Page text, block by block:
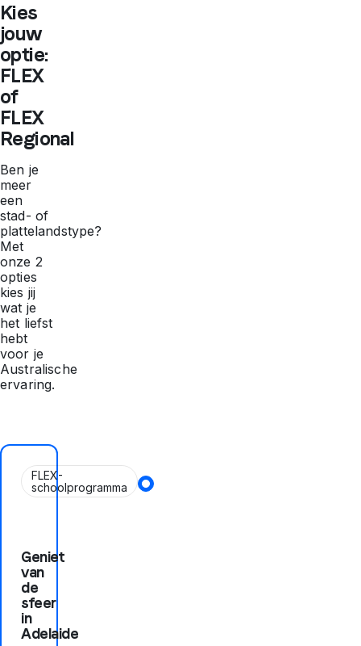
Kies
jouw
optie:
FLEX
of
FLEX
Regional
Ben je
meer
een
stad- of
plattelandstype?
Met
onze 2
opties
kies jij
wat je
het liefst
hebt
voor je
Australische
ervaring.
FLEX-
schoolprogramma
Geniet
van
de
sfeer
in
Adelaide